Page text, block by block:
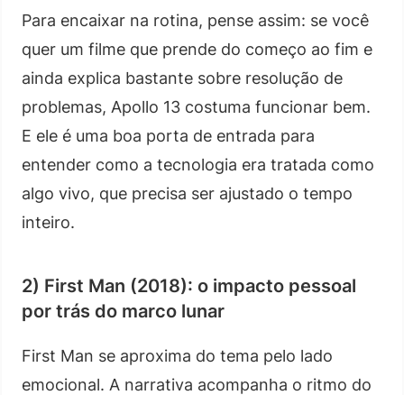
Para encaixar na rotina, pense assim: se você
quer um filme que prende do começo ao fim e
ainda explica bastante sobre resolução de
problemas, Apollo 13 costuma funcionar bem.
E ele é uma boa porta de entrada para
entender como a tecnologia era tratada como
algo vivo, que precisa ser ajustado o tempo
inteiro.
2) First Man (2018): o impacto pessoal
por trás do marco lunar
First Man se aproxima do tema pelo lado
emocional. A narrativa acompanha o ritmo do